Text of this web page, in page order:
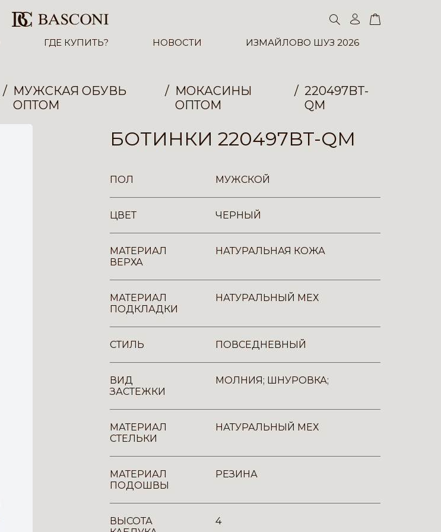
ГДЕ КУПИТЬ? НОВОСТИ ИЗМАЙЛОВО ШУЗ 2026
МУЖСКАЯ ОБУВЬ
ОПТОМ
МОКАСИНЫ
ОПТОМ
220497BT-
QM
БОТИНКИ 220497BT-QM
ПОЛ МУЖСКОЙ
ЦВЕТ ЧЕРНЫЙ
МАТЕРИАЛ
ВЕРХА
НАТУРАЛЬНАЯ КОЖА
МАТЕРИАЛ
ПОДКЛАДКИ
НАТУРАЛЬНЫЙ МЕХ
СТИЛЬ ПОВСЕДНЕВНЫЙ
ВИД
ЗАСТЕЖКИ
МОЛНИЯ; ШНУРОВКА;
МАТЕРИАЛ
СТЕЛЬКИ
НАТУРАЛЬНЫЙ МЕХ
МАТЕРИАЛ
ПОДОШВЫ
РЕЗИНА
ВЫСОТА
4